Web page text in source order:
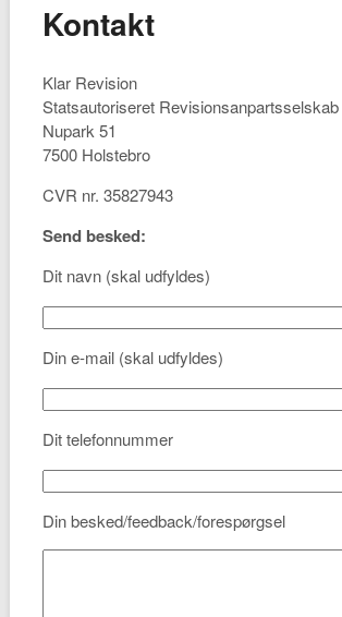
Kontakt
Klar Revision
Statsautoriseret Revisionsanpartsselskab
Nupark 51
7500 Holstebro
CVR nr. 35827943
Send besked:
Dit navn (skal udfyldes)
Din e-mail (skal udfyldes)
Dit telefonnummer
Din besked/feedback/forespørgsel